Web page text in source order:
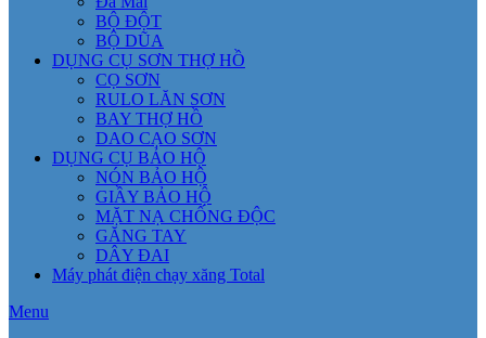
BỘ ĐỘT
BỘ DŨA
DỤNG CỤ SƠN THỢ HỒ
CỌ SƠN
RULO LĂN SƠN
BAY THỢ HỒ
DAO CẠO SƠN
DỤNG CỤ BẢO HỘ
NÓN BẢO HỘ
GIẦY BẢO HỘ
MẶT NẠ CHỐNG ĐỘC
GĂNG TAY
DÂY ĐAI
Máy phát điện chạy xăng Total
Menu